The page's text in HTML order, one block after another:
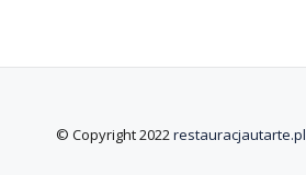
© Copyright 2022restauracjautarte.pl